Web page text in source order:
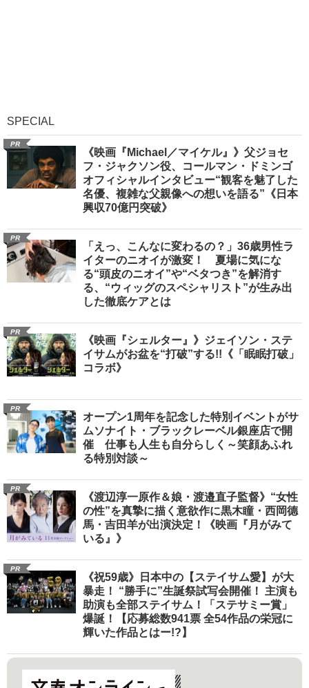
SPECIAL
PR
《映画『Michael／マイケル』》父ジョセ
フ・ジャクソン役、コールマン・ドミンゴ
オフィシャルインタビュー“観客を魅了した
名優、複雑な父親像への想いを語る”《日本
興収70億円突破》
PR
「えっ、こんなに変わるの？」36歳男性ラ
イターのニオイが激変！ 夏場に気にな
る“頭皮のニオイ”や“ベタつき”を解消す
る、“ウィッグのスペシャリスト”が生み出
した徹底ケアとは
PR
《映画『シェルター』》ジェイソン・ステ
イサムがお盆を“打破”する!!《「眠眠打破」
コラボ》
PR
オープン1周年を記念した特別イベントがサ
ムソナイト・ブラックレーベル銀座店で開
催 仕事も人生も自分らしく～笑顔あふれ
る特別対談～
PR
《渡辺淳一原作＆娘・渡邉直子監督》“女性
の性”を真摯に描く意欲作に黒木瞳・西岡德
馬・吉田羊が出演決定！《映画『月がみて
いる』》
PR
《祝59歳》日本中の【ステイサム愛】が大
暴走！ “勝手に”生誕祭試写会開催！ 主演も
助演も全部ステイサム！「ステサミー賞」
爆誕！【応募総数941票 全54作品の栄冠に
輝いた作品とはー!?】